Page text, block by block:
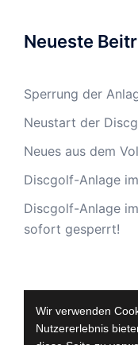
Neueste
Sperrung der
Neustart der
Neues aus dem
Discgolf-Anlage
Discgolf-Anlage
sofort gesperrt!
Links
Instagram
Wir verwenden
Nutzererlebnis